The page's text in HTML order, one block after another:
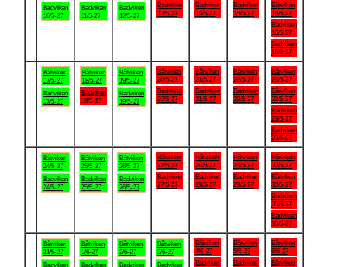
Badviken
10/5-27
Badviken
11/5-27
Badviken
12/5-27
Badviken
13/5-27
Badviken
14/5-27
Badviken
15/5-27
Båtviken
16/5-27
Badviken
16/5-27
Badviken
16/5-27
Båtviken
17/5-27
Badviken
17/5-27
Båtviken
18/5-27
Badviken
18/5-27
Båtviken
19/5-27
Badviken
19/5-27
Båtviken
20/5-27
Badviken
20/5-27
Båtviken
21/5-27
Badviken
21/5-27
Båtviken
22/5-27
Badviken
22/5-27
Båtviken
23/5-27
Båtviken
23/5-27
Badviken
23/5-27
Badviken
23/5-27
Båtviken
24/5-27
Badviken
24/5-27
Båtviken
25/5-27
Badviken
25/5-27
Båtviken
26/5-27
Badviken
26/5-27
Båtviken
27/5-27
Badviken
27/5-27
Båtviken
28/5-27
Badviken
28/5-27
Båtviken
29/5-27
Badviken
29/5-27
Båtviken
30/5-27
Båtviken
30/5-27
Badviken
30/5-27
Badviken
30/5-27
Båtviken
31/5-27
Badviken
Båtviken
1/6-27
Badviken
Båtviken
2/6-27
Badviken
Båtviken
3/6-27
Badviken
Båtviken
4/6-27
Badviken
Båtviken
5/6-27
Badviken
Båtviken
6/6-27
Båtviken